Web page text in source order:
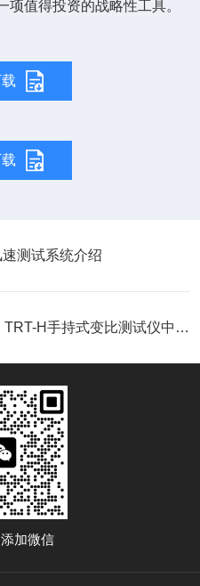
值得投资的战略性工具。
测试系统介绍
瑞典DV POWER TRT-H手持式变比测试仪中文介绍
加微信